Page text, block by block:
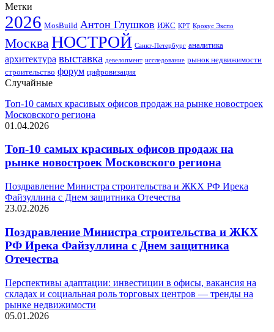
Метки
2026 MosBuild Антон Глушков ИЖС КРТ Крокус Экспо
Москва НОСТРОЙ Санкт-Петербург аналитика
архитектура выставка девелопмент исследование рынок недвижимости
строительство форум цифровизация
Случайные
Топ-10 самых красивых офисов продаж на рынке новостроек
Московского региона
01.04.2026
Топ-10 самых красивых офисов продаж на
рынке новостроек Московского региона
Поздравление Министра строительства и ЖКХ РФ Ирека
Файзуллина с Днем защитника Отечества
23.02.2026
Поздравление Министра строительства и ЖКХ
РФ Ирека Файзуллина с Днем защитника
Отечества
Перспективы адаптации: инвестиции в офисы, вакансия на
складах и социальная роль торговых центров — тренды на
рынке недвижимости
05.01.2026